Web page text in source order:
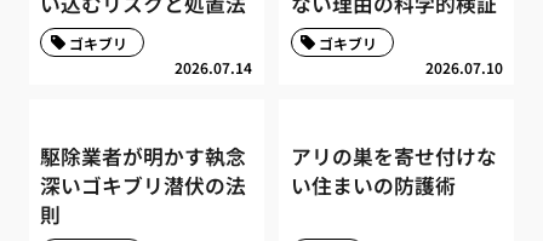
2026.07.14
ゴキブリ
2026.07.10
ゴキブリ
駆除業者が明かす執念
深いゴキブリ潜伏の法
則
アリの巣を寄せ付けな
い住まいの防護術